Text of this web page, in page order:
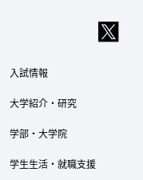
入試情報
大学紹介・研究
学部・大学院
学生生活・就職支援